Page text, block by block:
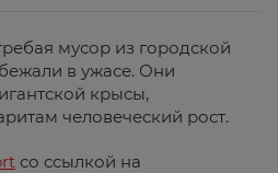
мусор из городской
в ужасе. Они
крысы,
человеческий рост.
со ссылкой на